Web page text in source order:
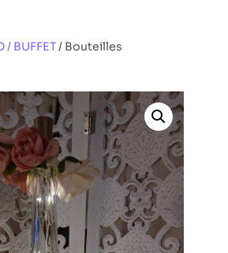
/ BUFFET/ Bouteilles